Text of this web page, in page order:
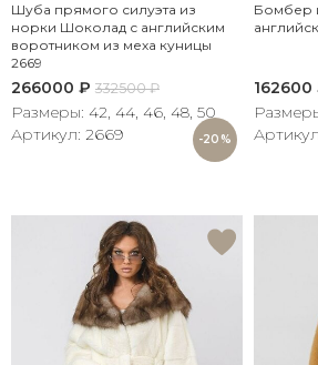
-20%
Шуба прямого силуэта из
норки Шоколад с английским
воротником из меха куницы
2669
266000 ₽ 332500₽
Размеры: 42, 44, 46, 48, 50
Артикул: 2669
Бомбер
162600